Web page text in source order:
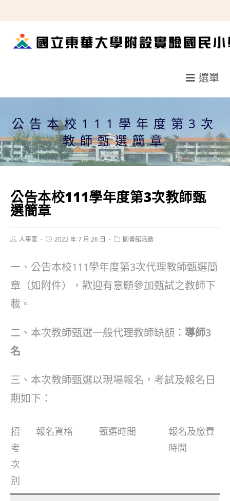
轉
選單
公告本校111學年度第3次
教師甄選簡章
公告本校111學年度第3次教師甄
選簡章
Post人事室
Post2022 年 7 月 26 日
Post圖書館活動
一、公告本校111學年度第3次代理教師甄選簡
章（如附件），歡迎有意願參加甄試之教師下
載。
二、本次教師甄選一般代理教師缺額： 導師3
名
三、本次教師甄選以現場報名，考試及報名日
期如下：
招
考
次
別
報名資格 甄選時間
報名及繳費
時間